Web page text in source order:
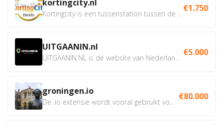
kortingcity.nl €1.750
UITGAANIN.nl €5.000
groningen.io €80.000